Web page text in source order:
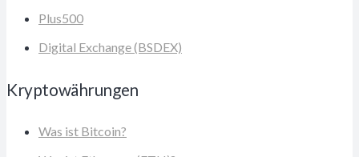
Plus500
Digital Exchange (BSDEX)
Kryptowährungen
Was ist Bitcoin?